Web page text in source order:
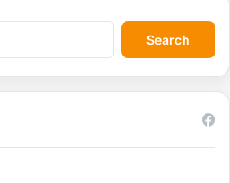
S
e
a
r